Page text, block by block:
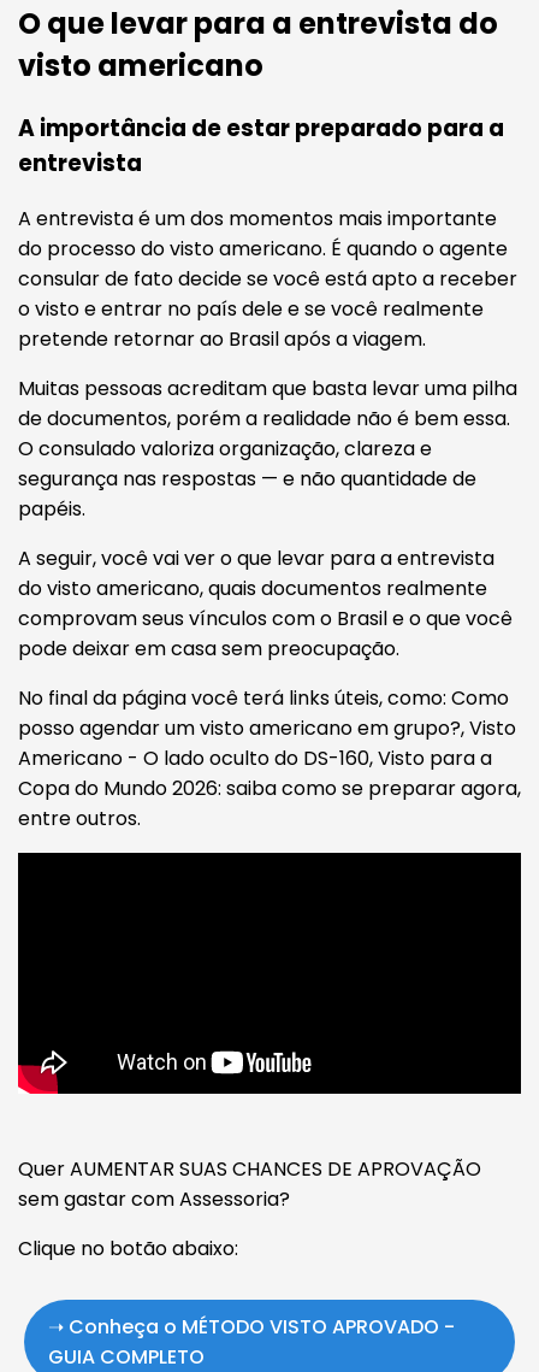
O que levar para a entrevista do
visto americano
A importância de estar preparado para a
entrevista
A entrevista é um dos momentos mais importante
do processo do visto americano. É quando o agente
consular de fato decide se você está apto a receber
o visto e entrar no país dele e se você realmente
pretende retornar ao Brasil após a viagem.
Muitas pessoas acreditam que basta levar uma pilha
de documentos, porém a realidade não é bem essa.
O consulado valoriza organização, clareza e
segurança nas respostas — e não quantidade de
papéis.
A seguir, você vai ver o que levar para a entrevista
do visto americano, quais documentos realmente
comprovam seus vínculos com o Brasil e o que você
pode deixar em casa sem preocupação.
No final da página você terá links úteis, como: Como
posso agendar um visto americano em grupo?, Visto
Americano - O lado oculto do DS-160, Visto para a
Copa do Mundo 2026: saiba como se preparar agora,
entre outros.
Quer AUMENTAR SUAS CHANCES DE APROVAÇÃO
sem gastar com Assessoria?
Clique no botão abaixo:
➝ Conheça o MÉTODO VISTO APROVADO -
GUIA COMPLETO